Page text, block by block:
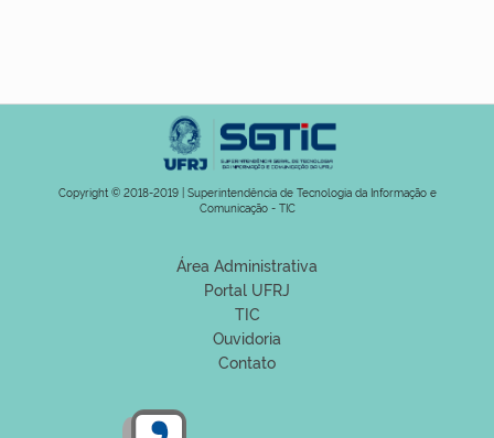
Copyright © 2018-2019 | Superintendência de Tecnologia da Informação e
Comunicação - TIC
Área Administrativa
Portal UFRJ
TIC
Ouvidoria
Contato